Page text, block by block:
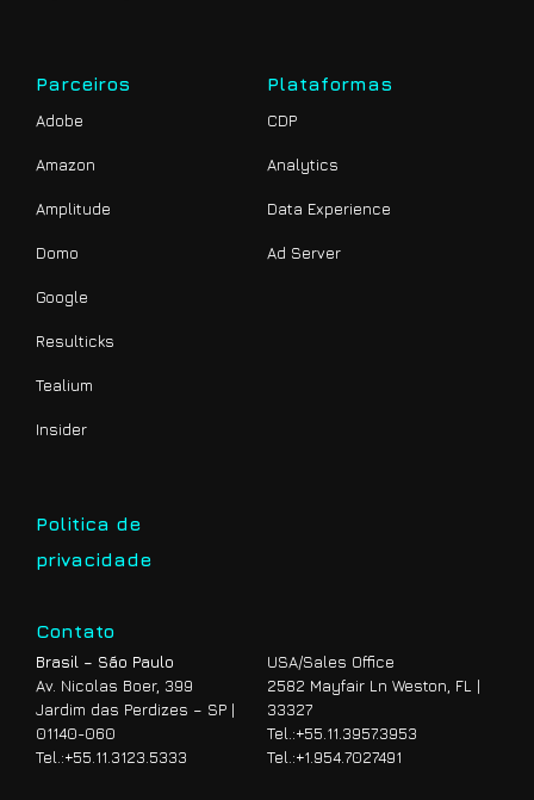
Parceiros
Adobe
Amazon
Amplitude
Domo
Google
Resulticks
Tealium
Insider
Plataformas
CDP
Analytics
Data Experience
Ad Server
Politica de
privacidade
Contato
Brasil – São Paulo
Av. Nicolas Boer, 399
Jardim das Perdizes – SP |
01140-060
Tel.:+55.11.3123.5333
USA/Sales Office
2582 Mayfair Ln Weston, FL |
33327
Tel.:+55.11.3957.3953
Tel.:+1.954.7027491